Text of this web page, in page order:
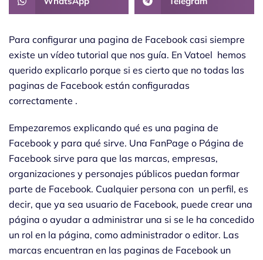
Para configurar una pagina de Facebook casi siempre
existe un vídeo tutorial que nos guía. En Vatoel hemos
querido explicarlo porque si es cierto que no todas las
paginas de Facebook están configuradas
correctamente .
Empezaremos explicando qué es una pagina de
Facebook y para qué sirve. Una FanPage o Página de
Facebook sirve para que las marcas, empresas,
organizaciones y personajes públicos puedan formar
parte de Facebook. Cualquier persona con un perfil, es
decir, que ya sea usuario de Facebook, puede crear una
página o ayudar a administrar una si se le ha concedido
un rol en la página, como administrador o editor. Las
marcas encuentran en las paginas de Facebook un